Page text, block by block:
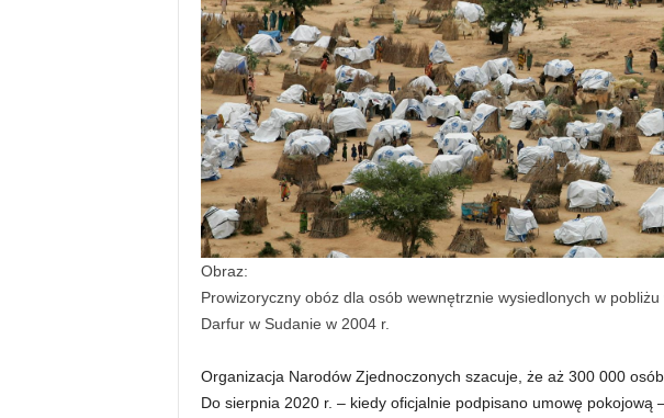
Obraz:
Prowizoryczny obóz dla osób wewnętrznie wysiedlonych w
Darfur w Sudanie w 2004 r.
Organizacja Narodów Zjednoczonych szacuje, że aż 300 000
Do sierpnia 2020 r. – kiedy oficjalnie podpisano umowę pokojową